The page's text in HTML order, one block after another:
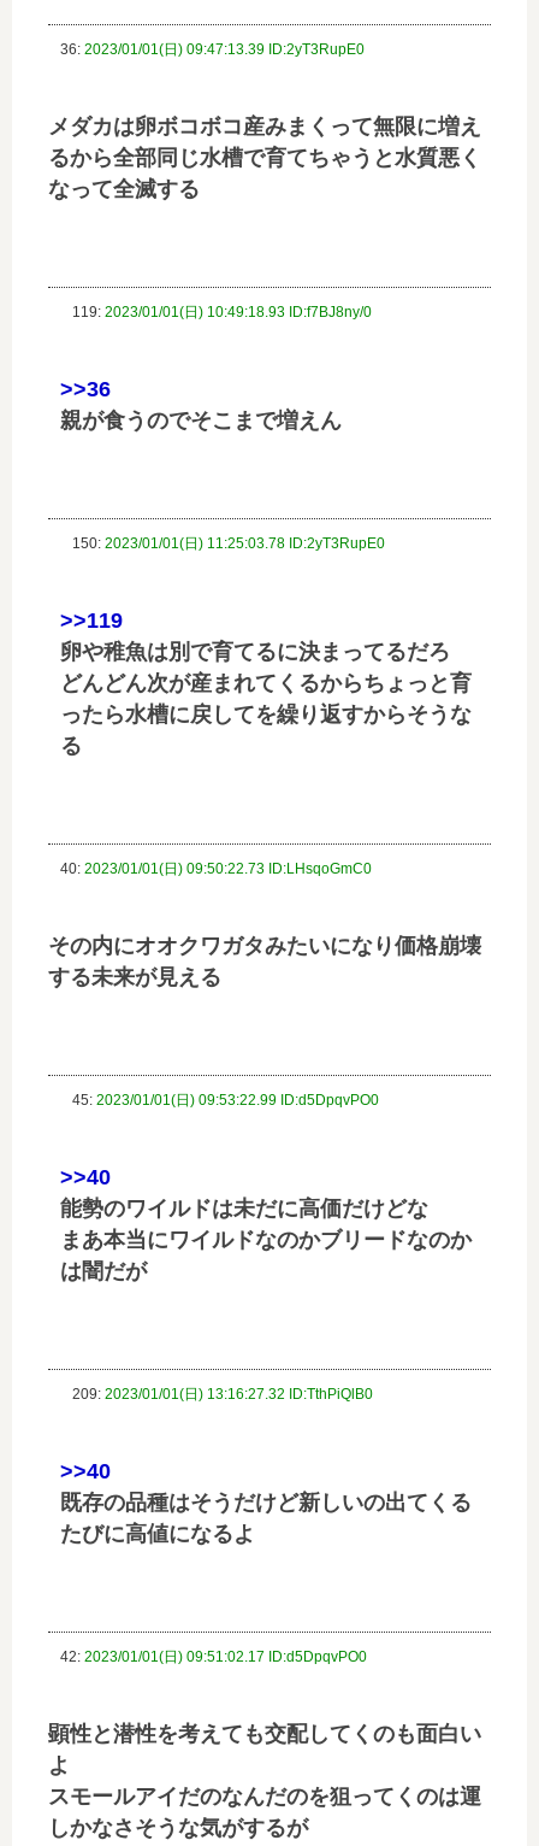
36: 2023/01/01(日) 09:47:13.39 ID:2yT3RupE0
メダカは卵ボコボコ産みまくって無限に増え
るから全部同じ水槽で育てちゃうと水質悪く
なって全滅する
119: 2023/01/01(日) 10:49:18.93 ID:f7BJ8ny/0
>>36
親が食うのでそこまで増えん
150: 2023/01/01(日) 11:25:03.78 ID:2yT3RupE0
>>119
卵や稚魚は別で育てるに決まってるだろ
どんどん次が産まれてくるからちょっと育
ったら水槽に戻してを繰り返すからそうな
る
40: 2023/01/01(日) 09:50:22.73 ID:LHsqoGmC0
その内にオオクワガタみたいになり価格崩壊
する未来が見える
45: 2023/01/01(日) 09:53:22.99 ID:d5DpqvPO0
>>40
能勢のワイルドは未だに高価だけどな
まあ本当にワイルドなのかブリードなのか
は闇だが
209: 2023/01/01(日) 13:16:27.32 ID:TthPiQlB0
>>40
既存の品種はそうだけど新しいの出てくる
たびに高値になるよ
42: 2023/01/01(日) 09:51:02.17 ID:d5DpqvPO0
顕性と潜性を考えても交配してくのも面白い
よ
スモールアイだのなんだのを狙ってくのは運
しかなさそうな気がするが